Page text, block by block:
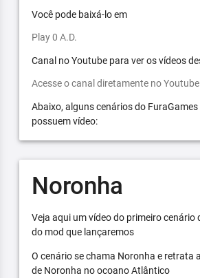
Você pode baixá-lo em
Play 0 A.D.
Canal no Youtube para ver os vídeos
Acesse o canal diretamente no Youtube
Abaixo, alguns cenários do FuraGames
possuem vídeo:
Noronha
Veja aqui um vídeo do primeiro cenário
do mod que lançaremos
O cenário se chama Noronha e retrata
de Noronha no ocoano Atlântico